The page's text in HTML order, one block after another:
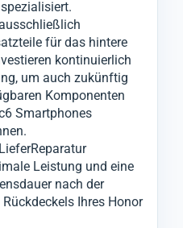
der Qualität
ausschließlich
Backcover
wir Sie
nach Ihrer
Reparaturen an
vornehmen.
entfernt und
neues Backcover
Funktionalität
ärgerliche
zu weiteren
für das hintere
kontinuierlich
um auch zukünftig
Komponenten
Smartphones
Leistung und eine
nach der
Ihres Honor